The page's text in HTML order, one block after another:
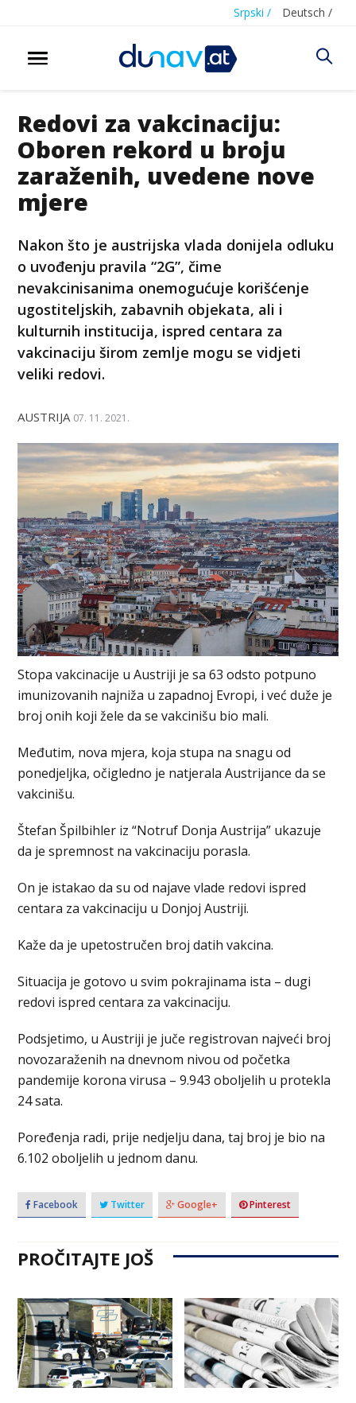
Srpski / Deutsch /
Redovi za vakcinaciju:
Oboren rekord u broju
zaraženih, uvedene nove
mjere
Nakon što je austrijska vlada donijela odluku
o uvođenju pravila “2G”, čime
nevakcinisanima onemogućuje korišćenje
ugostiteljskih, zabavnih objekata, ali i
kulturnih institucija, ispred centara za
vakcinaciju širom zemlje mogu se vidjeti
veliki redovi.
AUSTRIJA 07. 11. 2021.
Stopa vakcinacije u Austriji je sa 63 odsto potpuno
imunizovanih najniža u zapadnoj Evropi, i već duže je
broj onih koji žele da se vakcinišu bio mali.
Međutim, nova mjera, koja stupa na snagu od
ponedjeljka, očigledno je natjerala Austrijance da se
vakcinišu.
Štefan Špilbihler iz “Notruf Donja Austrija” ukazuje
da je spremnost na vakcinaciju porasla.
On je istakao da su od najave vlade redovi ispred
centara za vakcinaciju u Donjoj Austriji.
Kaže da je upetostručen broj datih vakcina.
Situacija je gotovo u svim pokrajinama ista – dugi
redovi ispred centara za vakcinaciju.
Podsjetimo, u Austriji je juče registrovan najveći broj
novozaraženih na dnevnom nivou od početka
pandemije korona virusa – 9.943 oboljelih u protekla
24 sata.
Poređenja radi, prije nedjelju dana, taj broj je bio na
6.102 oboljelih u jednom danu.
Facebook Twitter Google+ Pinterest
PROČITAJTE JOŠ